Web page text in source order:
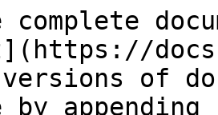
versions of